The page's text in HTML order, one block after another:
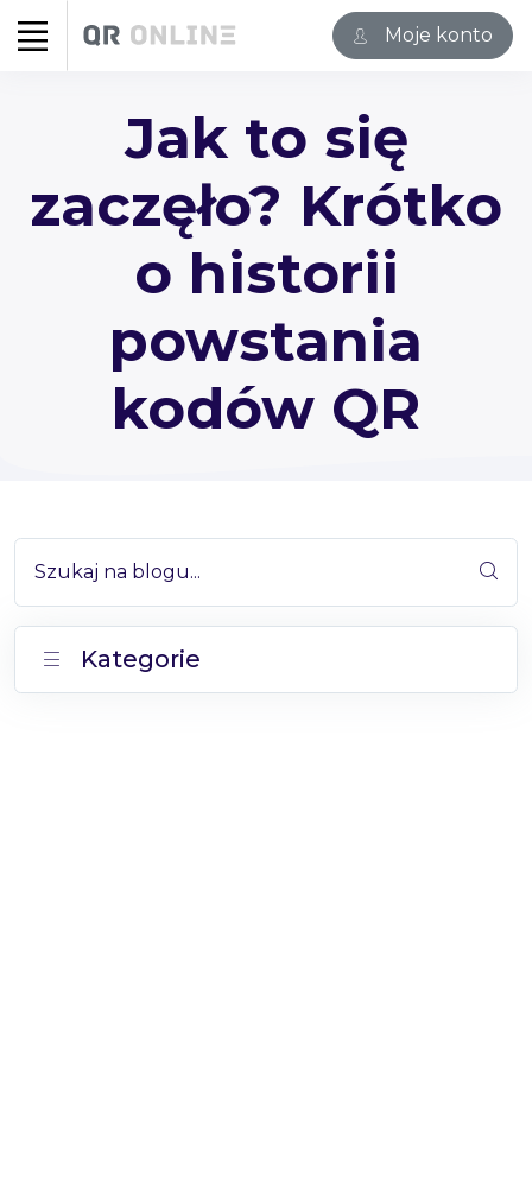
Moje konto
Jak to się
zaczęło? Krótko
o historii
powstania
kodów QR
Szukaj na blogu...
Kategorie